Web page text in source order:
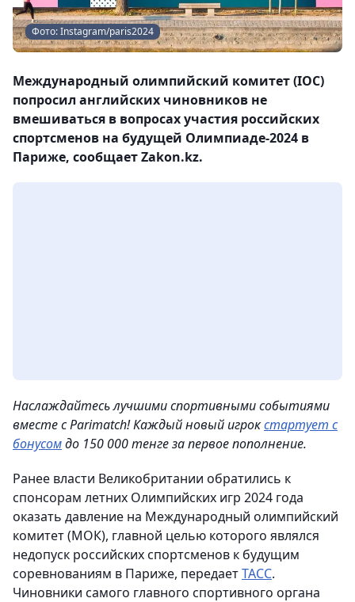
Фото: Instagram/paris2024
Международный олимпийский комитет (IOC)
попросил английских чиновников не
вмешиваться в вопросах участия российских
спортсменов на будущей Олимпиаде-2024 в
Париже, сообщает Zakon.kz.
Наслаждайтесь лучшими спортивными событиями
вместе с Parimatch! Каждый новый игрокстартует с
бонусомдо 150 000 тенге за первое пополнение.
Ранее власти Великобритании обратились к
спонсорам летних Олимпийских игр 2024 года
оказать давление на Международный олимпийский
комитет (МОК), главной целью которого являлся
недопуск российских спортсменов к будущим
соревнованиям в Париже, передаетТАСС.
Чиновники самого главного спортивного органа